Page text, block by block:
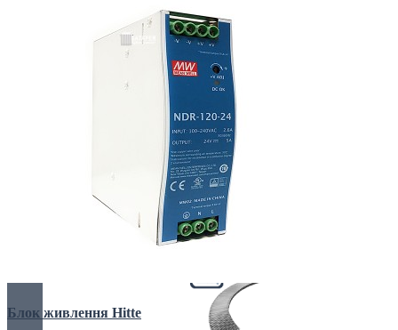
З дренажем
З припливом повітря
Клімаконвектори
Блок живлення Hitte